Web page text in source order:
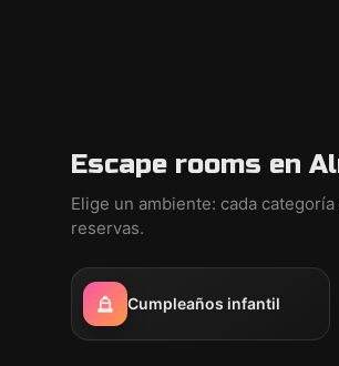
Escape rooms en
Elige un ambiente: cada
reservas.
Cumpleaños infantil